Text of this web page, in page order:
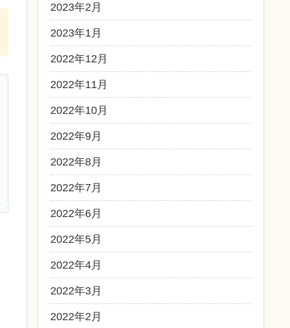
2023年2月
2023年1月
2022年12月
2022年11月
2022年10月
2022年9月
2022年8月
2022年7月
2022年6月
2022年5月
2022年4月
2022年3月
2022年2月